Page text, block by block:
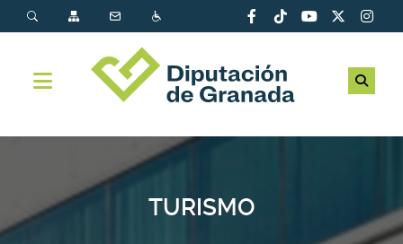
TURISMO